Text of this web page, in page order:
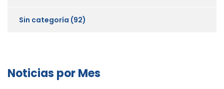
Sin categoría (92)
Noticias por Mes